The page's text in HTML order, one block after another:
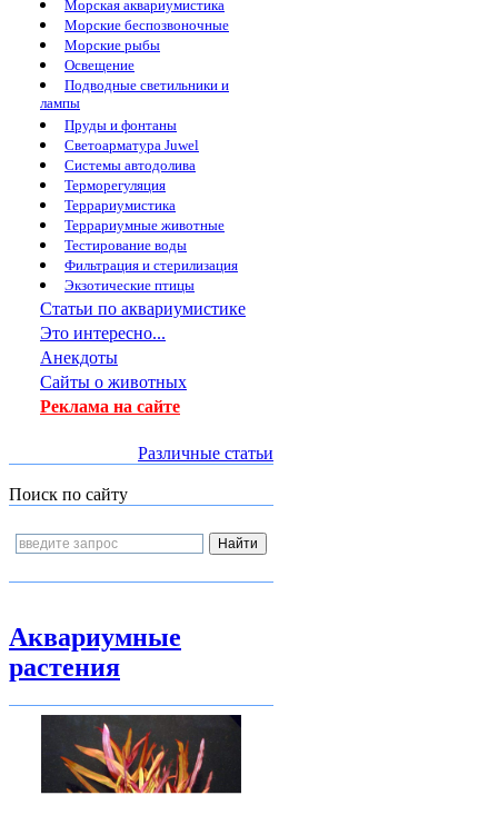
Морская аквариумистика
Морские беспозвоночные
Морские рыбы
Освещение
Подводные светильники и
лампы
Пруды и фонтаны
Светоарматура Juwel
Системы автодолива
Терморегуляция
Террариумистика
Террариумные животные
Тестирование воды
Фильтрация и стерилизация
Экзотические птицы
Статьи по аквариумистике
Это интересно...
Анекдоты
Сайты о животных
Реклама на сайте
Различные статьи
Поиск по сайту
Аквариумные
растения